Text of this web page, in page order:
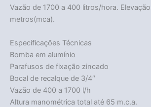
Vazão de 1700 a 400 litros/hora.
metros(mca).
Especificações Técnicas
Bomba em alumínio
Parafusos de fixação zincado
Bocal de recalque de 3/4″
Vazão de 400 a 1700 l/h
Altura manométrica total até 65 m.c.a.